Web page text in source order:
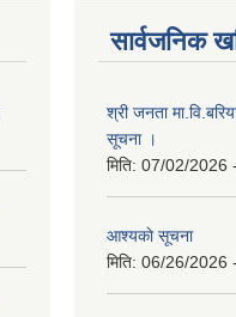
सार्वजनिक
श्री जनता
सूचना ।
मिति: 07/02/2026
आश्यकाे सूचना
मिति: 06/26/2026